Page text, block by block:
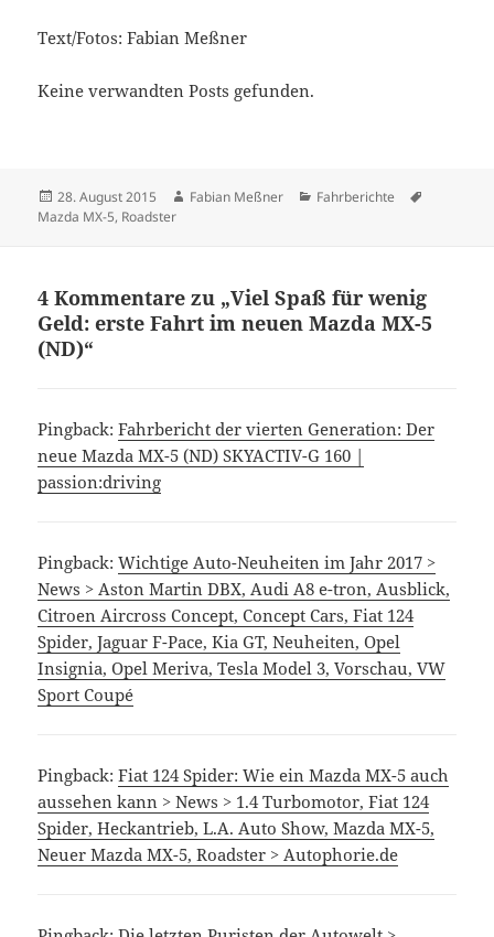
Text/Fotos: Fabian Meßner
Keine verwandten Posts gefunden.
Veröffentlicht
am
28. August 2015 Autor
Fabian Meßner Kategorien
Fahrberichte
Mazda MX-5, Roadster
4 Kommentare zu „Viel Spaß für wenig
Geld: erste Fahrt im neuen Mazda MX-5
(ND)“
Pingback:Fahrbericht der vierten Generation: Der
neue Mazda MX-5 (ND) SKYACTIV-G 160 |
passion:driving
Pingback:Wichtige Auto-Neuheiten im Jahr 2017 >
News > Aston Martin DBX, Audi A8 e-tron, Ausblick,
Citroen Aircross Concept, Concept Cars, Fiat 124
Spider, Jaguar F-Pace, Kia GT, Neuheiten, Opel
Insignia, Opel Meriva, Tesla Model 3, Vorschau, VW
Sport Coupé
Pingback:Fiat 124 Spider: Wie ein Mazda MX-5 auch
aussehen kann > News > 1.4 Turbomotor, Fiat 124
Spider, Heckantrieb, L.A. Auto Show, Mazda MX-5,
Neuer Mazda MX-5, Roadster > Autophorie.de